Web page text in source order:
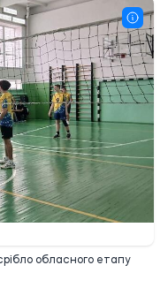
обласного етапу